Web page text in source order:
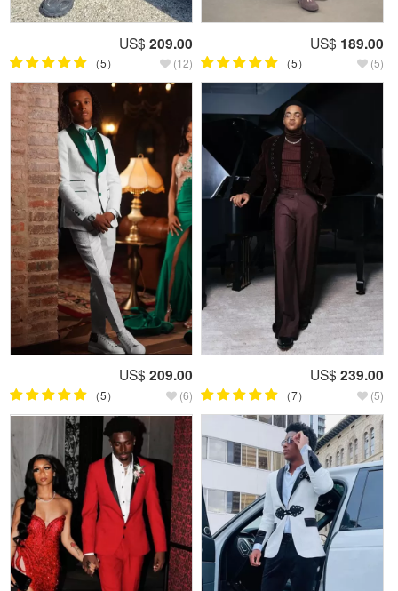
US$ 209.00
（5） (12)
US$ 189.00
（5） (5)
US$ 209.00
（5） (6)
US$ 239.00
（7） (5)